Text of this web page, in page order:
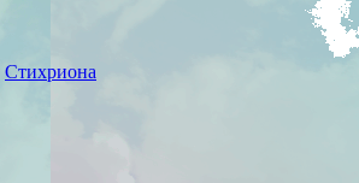
Стихриона